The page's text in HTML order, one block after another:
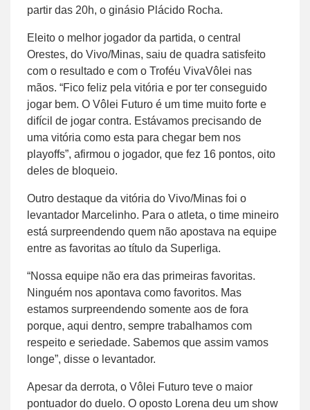
partir das 20h, o ginásio Plácido Rocha.
Eleito o melhor jogador da partida, o central
Orestes, do Vivo/Minas, saiu de quadra satisfeito
com o resultado e com o Troféu VivaVôlei nas
mãos. “Fico feliz pela vitória e por ter conseguido
jogar bem. O Vôlei Futuro é um time muito forte e
difícil de jogar contra. Estávamos precisando de
uma vitória como esta para chegar bem nos
playoffs”, afirmou o jogador, que fez 16 pontos, oito
deles de bloqueio.
Outro destaque da vitória do Vivo/Minas foi o
levantador Marcelinho. Para o atleta, o time mineiro
está surpreendendo quem não apostava na equipe
entre as favoritas ao título da Superliga.
“Nossa equipe não era das primeiras favoritas.
Ninguém nos apontava como favoritos. Mas
estamos surpreendendo somente aos de fora
porque, aqui dentro, sempre trabalhamos com
respeito e seriedade. Sabemos que assim vamos
longe”, disse o levantador.
Apesar da derrota, o Vôlei Futuro teve o maior
pontuador do duelo. O oposto Lorena deu um show